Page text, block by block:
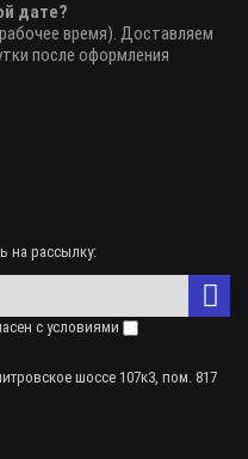
дате?
время). Доставляем
после оформления
на рассылку:
с условиями
шоссе 107к3, пом. 817